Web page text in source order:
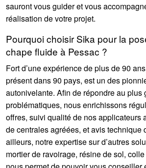
sauront vous guider et vous
réalisation de votre projet.
Pourquoi choisir Sika pour la
chape fluide à Pessac ?
Fort d’une expérience de plus de 90
présent dans 90 pays, est un des
autonivelante. Afin de répondre au plus
problématiques, nous enrichissons
offres, suivi qualité de nos applicateurs
de centrales agréées, et avis technique
ailleurs, notre expertise sur d’autres
mortier de ravoirage, résine de sol,